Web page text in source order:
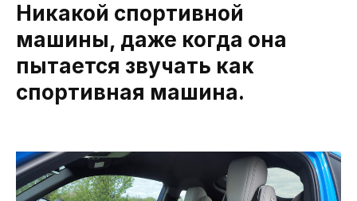
Никакой спортивной
машины, даже когда она
пытается звучать как
спортивная машина.